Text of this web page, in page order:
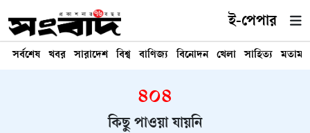
ই-পেপার
সর্বশেষ খবর সারাদেশ বিশ্ব বাণিজ্য বিনোদন খেলা সাহিত্য মতামত
৪০৪
কিছু পাওয়া যায়নি